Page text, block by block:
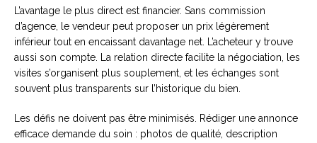
L’avantage le plus direct est financier. Sans commission
d’agence, le vendeur peut proposer un prix légèrement
inférieur tout en encaissant davantage net. L’acheteur y trouve
aussi son compte. La relation directe facilite la négociation, les
visites s’organisent plus souplement, et les échanges sont
souvent plus transparents sur l’historique du bien.
Les défis ne doivent pas être minimisés. Rédiger une annonce
efficace demande du soin : photos de qualité, description